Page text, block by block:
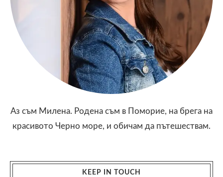
Аз съм Милена. Родена съм в Поморие, на брега на
красивото Черно море, и обичам да пътешествам.
KEEP IN TOUCH